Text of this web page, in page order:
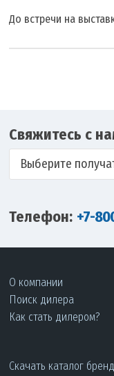
До встречи на
Свяжитесь с
Выберите
Телефон: +7-
О компании
Поиск дилера
Как стать дилером?
Скачать каталог